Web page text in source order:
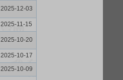
2025-12-03
2025-11-15
2025-10-20
2025-10-17
2025-10-09